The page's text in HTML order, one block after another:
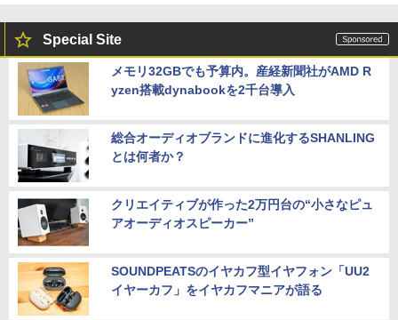
Special Site
メモリ32GBでも予算内。産経新聞社がAMD R
yzen搭載dynabookを2千台導入
総合オーディオブランドに進化するSHANLING
とは何者か？
クリエイティブが作った2万円台の“小さなピュ
アオーディオスピーカー”
SOUNDPEATSのイヤカフ型イヤフォン「UU2
イヤーカフ」をイヤカフマニアが語る